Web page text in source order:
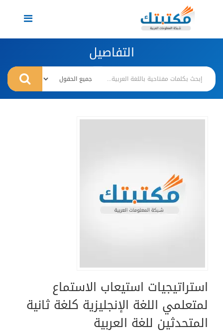
Toggle
navigation
التفاصيل
استراتيجيات استيعاب الاستماع
لمتعلمي اللغة الإنجليزية كلغة ثانية
المتحدثين للغة العربية